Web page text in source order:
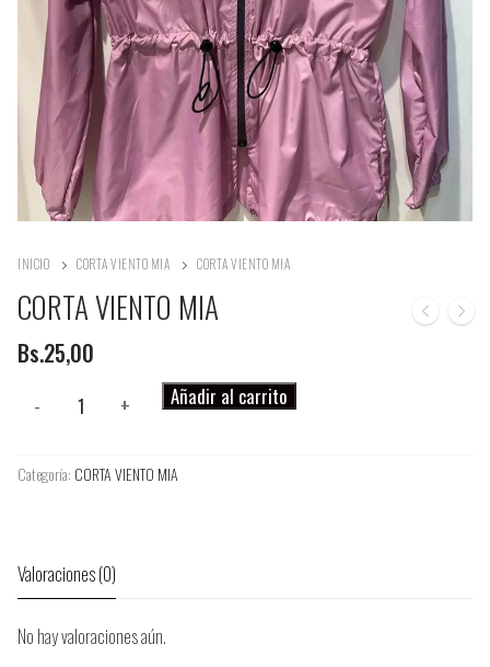
INICIO CORTA VIENTO MIA CORTA VIENTO MIA
CORTA VIENTO MIA
Bs.25,00
cantidad
- + Añadir al carrito
Categoría: CORTA VIENTO MIA
Valoraciones (0)
No hay valoraciones aún.